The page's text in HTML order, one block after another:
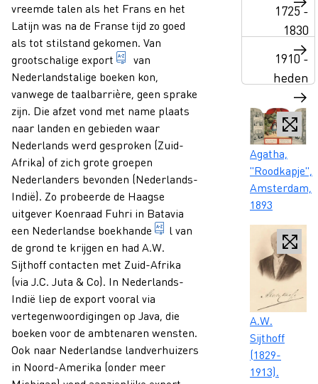
vreemde talen als het Frans en het
Latijn was na de Franse tijd zo goed
als tot stilstand gekomen. Van
grootschalige export uitvoer; of verkoop van boeken in het
van
Nederlandstalige boeken kon,
vanwege de taalbarrière, geen sprake
zijn. Die afzet vond met name plaats
naar landen en gebieden waar
Nederlands werd gesproken (Zuid-
Afrika) of zich grote groepen
Nederlanders bevonden (Nederlands-
Indië). Zo probeerde de Haagse
uitgever Koenraad Fuhri in Batavia
een Nederlandse boekhande economische bedrijvigheid
l van
de grond te krijgen en had A.W.
Sijthoff contacten met Zuid-Afrika
(via J.C. Juta & Co). In Nederlands-
Indië liep de export vooral via
vertegenwoordigingen op Java, die
boeken voor de ambtenaren wensten.
Ook naar Nederlandse landverhuizers
in Noord-Amerika (onder meer
1725 -
1830
1910 -
heden
Caption
Agatha,
"Roodkapje",
Amsterdam,
1893
Caption
A.W.
Sijthoff
(1829-
1913).